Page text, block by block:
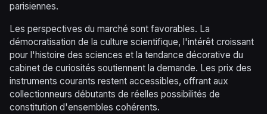
parisiennes.
Les perspectives du marché sont favorables. La
démocratisation de la culture scientifique, l'intérêt croissant
pour l'histoire des sciences et la tendance décorative du
cabinet de curiosités soutiennent la demande. Les prix des
instruments courants restent accessibles, offrant aux
collectionneurs débutants de réelles possibilités de
constitution d'ensembles cohérents.